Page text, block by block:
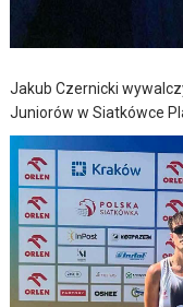
Jakub Czernicki
Juniorów w Siatkówce